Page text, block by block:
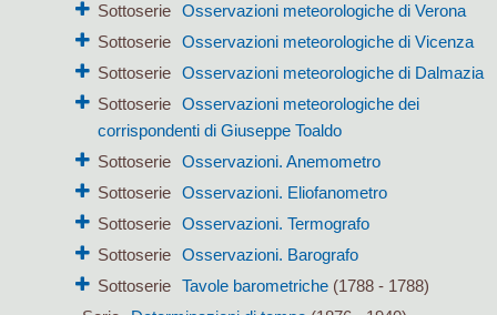
Sottoserie
Osservazioni meteorologiche di Verona
Sottoserie
Osservazioni meteorologiche di Vicenza
Sottoserie
Osservazioni meteorologiche di Dalmazia
Sottoserie
Osservazioni meteorologiche dei
corrispondenti di Giuseppe Toaldo
Sottoserie
Osservazioni. Anemometro
Sottoserie
Osservazioni. Eliofanometro
Sottoserie
Osservazioni. Termografo
Sottoserie
Osservazioni. Barografo
Sottoserie
Tavole barometriche(1788 - 1788)